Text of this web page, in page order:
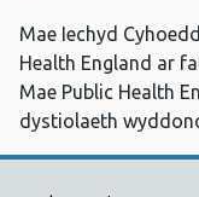
Mae Iechyd
Health England ar
Mae Public Health
dystiolaeth